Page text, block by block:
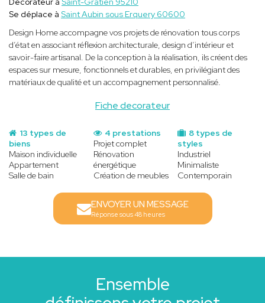
Fiche decorateur
Se déplace à Saint Aubin sous Erquery 60600
Design Home accompagne vos projets de rénovation tous corps
d’état en associant réflexion architecturale, design d’intérieur et
savoir-faire artisanal. De la conception à la réalisation, ils créent des
espaces sur mesure, fonctionnels et durables, en privilégiant des
matériaux de qualité et un accompagnement personnalisé.
13 types de
biens
Maison individuelle
Appartement
Salle de bain
8 types de
styles
Industriel
Minimaliste
Contemporain
4 prestations
Projet complet
Rénovation
énergétique
Création de meubles
ENVOYER UN MESSAGE
Réponse sous 48 heures
Ensemble